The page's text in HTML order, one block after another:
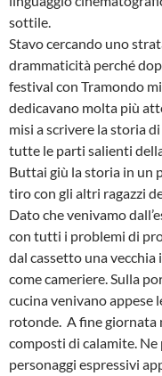
sottile.
Stavo cercando uno
drammaticità perché
festival con Tramondo
dedicavano molta più
misi a scrivere la storia
tutte le parti salienti
Buttai giù la storia in un
tiro con gli altri ragazzi
Dato che venivamo
con tutti i problemi di
dal cassetto una
come cameriere. Sulla
cucina venivano appese
rotonde. A fine giornata
composti di calamite. Ne
personaggi espressivi